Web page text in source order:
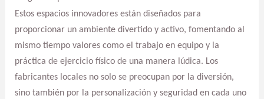
Estos espacios innovadores están diseñados para
proporcionar un ambiente divertido y activo, fomentando al
mismo tiempo valores como el trabajo en equipo y la
práctica de ejercicio físico de una manera lúdica. Los
fabricantes locales no solo se preocupan por la diversión,
sino también por la personalización y seguridad en cada uno